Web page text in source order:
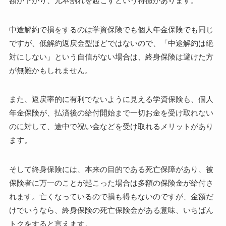
中途解約で損をするのは学資保険でも個人年金保険でも同じ
ですが、低解約返戻金型ほどではないので、「中途解約は絶
対にしない」という自信がない場合は、終身保険は避けた方
が無難かもしれません。
また、返戻率的に有利でないように見える学資保険も、個人
年金保険が、払済後の給付開始まで一切お金を受け取れない
のに対して、途中で祝い金などを受け取れるメリットがあり
ます。
そして終身保険には、本来の目的である死亡保障があり、被
保険者に万一のことが起こった場合は多額の保険金が給付さ
れます。亡くなっているので損も得もないのですが、金額だ
けでいうなら、終身保険の死亡保険金がある意味、いちばん
トクをすると言えます。